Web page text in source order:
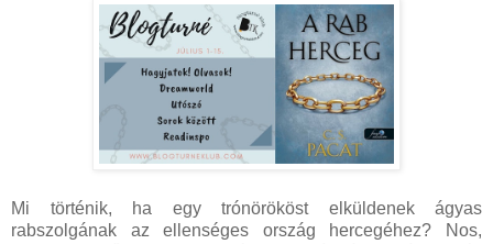
Mi történik, ha egy trónörököst elküldenek ágyas
rabszolgának az ellenséges ország hercegéhez? Nos,